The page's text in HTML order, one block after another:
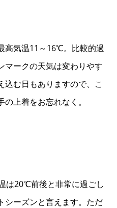
高気温11～16℃。比較的過
マークの天気は変わりやす
込む日もありますので、こ
上着をお忘れなく。
は20℃前後と非常に過ごし
シーズンと言えます。ただ